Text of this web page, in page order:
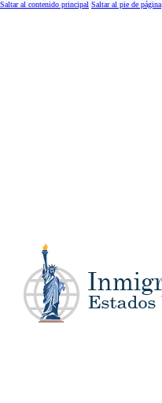
Saltar al contenido principal Saltar al pie de página